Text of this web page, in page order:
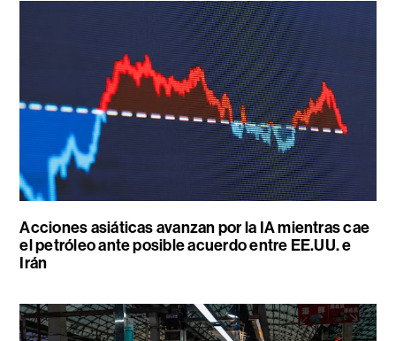
Acciones asiáticas avanzan por la IA mientras cae
el petróleo ante posible acuerdo entre EE.UU. e
Irán